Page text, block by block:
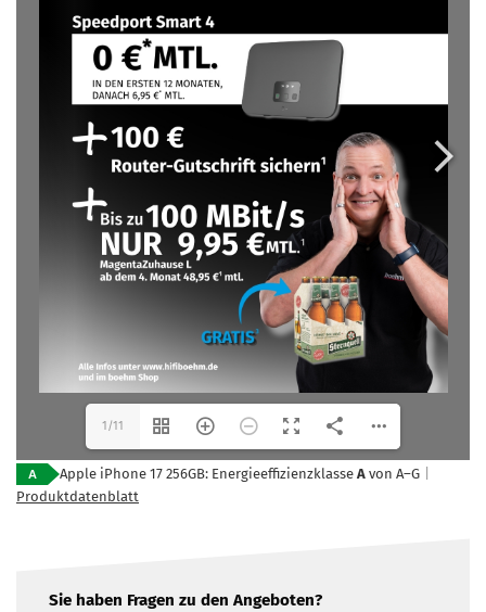
1/11
Apple iPhone 17 256GB: Energieeffizienzklasse A von A–G
Produktdatenblatt
Sie haben Fragen zu den Angeboten?